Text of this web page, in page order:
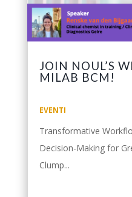
JOIN NOUL’S
MILAB BCM!
EVENTI
Transformative
Decision-Making for
Clump...